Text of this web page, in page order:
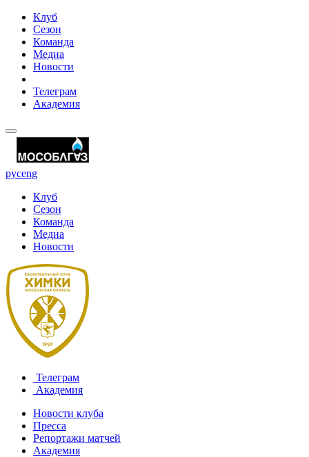
Клуб
Сезон
Команда
Медиа
Новости
Телеграм
Академия
русeng
Клуб
Сезон
Команда
Медиа
Новости
Телеграм
Академия
Новости клуба
Пресса
Репортажи матчей
Академия